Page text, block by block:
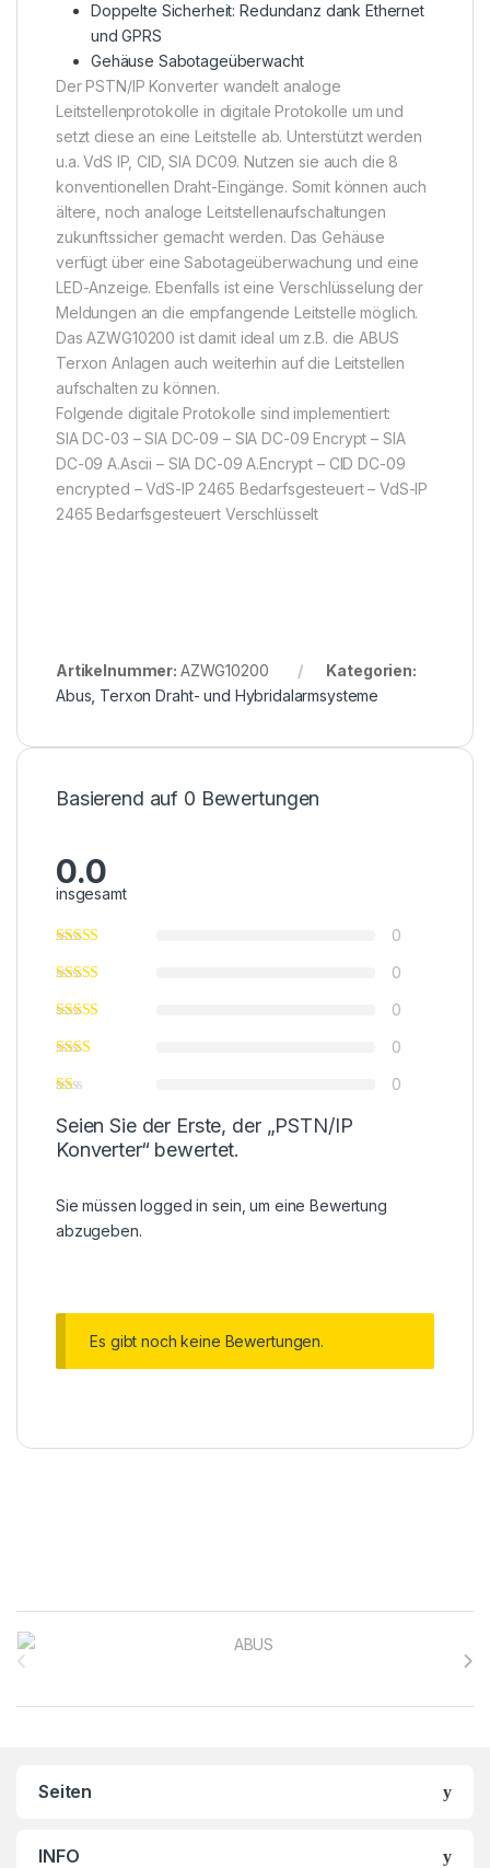
Doppelte Sicherheit: Redundanz dank Ethernet
und GPRS
Gehäuse Sabotageüberwacht
Der PSTN/IP Konverter wandelt analoge
Leitstellenprotokolle in digitale Protokolle um und
setzt diese an eine Leitstelle ab. Unterstützt werden
u.a. VdS IP, CID, SIA DC09. Nutzen sie auch die 8
konventionellen Draht-Eingänge. Somit können auch
ältere, noch analoge Leitstellenaufschaltungen
zukunftssicher gemacht werden. Das Gehäuse
verfügt über eine Sabotageüberwachung und eine
LED-Anzeige. Ebenfalls ist eine Verschlüsselung der
Meldungen an die empfangende Leitstelle möglich.
Das AZWG10200 ist damit ideal um z.B. die ABUS
Terxon Anlagen auch weiterhin auf die Leitstellen
aufschalten zu können.
Folgende digitale Protokolle sind implementiert:
SIA DC-03 – SIA DC-09 – SIA DC-09 Encrypt – SIA
DC-09 A.Ascii – SIA DC-09 A.Encrypt – CID DC-09
encrypted – VdS-IP 2465 Bedarfsgesteuert – VdS-IP
2465 Bedarfsgesteuert Verschlüsselt
Artikelnummer: AZWG10200
Kategorien:
Abus Terxon Draht- und Hybridalarmsysteme
Basierend auf 0 Bewertungen
0.0
insgesamt
0
0
0
0
0
Seien Sie der Erste, der „PSTN/IP
Konverter“ bewertet.
Sie müssenlogged in sein, um eine Bewertung
abzugeben.
Es gibt noch keine Bewertungen.
Brands Carousel
Seiten
INFO